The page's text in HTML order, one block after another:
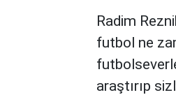
Radim
futbol ne
araştırıp